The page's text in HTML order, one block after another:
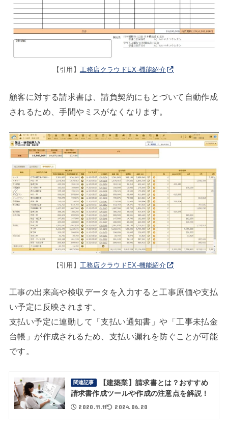
【引用】 工務店クラウドEX-機能紹介
顧客に対する請求書は、請負契約にもとづいて自動作成
されるため、手間やミスがなくなります。
【引用】 工務店クラウドEX-機能紹介
工事の出来高や検収データを入力すると工事原価や支払
い予定に反映されます。
支払い予定に連動して「支払い通知書」や「工事未払金
台帳」が作成されるため、支払い漏れを防ぐことが可能
です。
関連記事
【建築業】請求書とは？おすすめ
請求書作成ツールや作成の注意点を解説！
2020.11.11 2024.06.20